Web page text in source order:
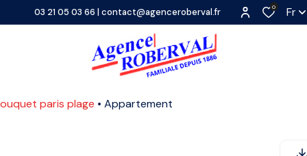
03 21 05 03 66 | contact@agenceroberval.fr 0 Fr
paris plage Appartement